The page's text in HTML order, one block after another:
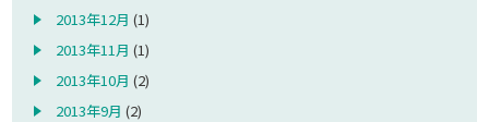
2013年12月 (1)
2013年11月 (1)
2013年10月 (2)
2013年9月 (2)